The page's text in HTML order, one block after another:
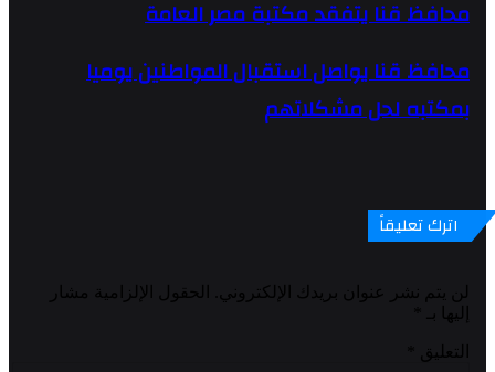
محافظ قنا يتفقد مكتبة مصر العامة
محافظ قنا يواصل استقبال المواطنين يوميا
بمكتبه لحل مشكلاتهم
اترك تعليقاً
لن يتم نشر عنوان بريدك الإلكتروني.
الحقول الإلزامية مشار
إليها بـ
التعليق